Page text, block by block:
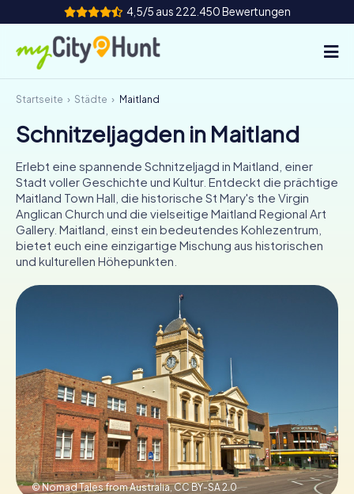
4,5/5 aus 222.450 Bewertungen
So funktioniert's
Städte
Touren
Teamevent
Tickets
INT AT CH
DE
Tickets buchen
Gutscheine bestellen
Startseite Städte Maitland
Schnitzeljagden in Maitland
Erlebt eine spannende Schnitzeljagd in Maitland, einer
Stadt voller Geschichte und Kultur. Entdeckt die prächtige
Maitland Town Hall, die historische St Mary's the Virgin
Anglican Church und die vielseitige Maitland Regional Art
Gallery. Maitland, einst ein bedeutendes Kohlezentrum,
bietet euch eine einzigartige Mischung aus historischen
und kulturellen Höhepunkten.
© Nomad Tales from Australia,CC BY-SA 2.0